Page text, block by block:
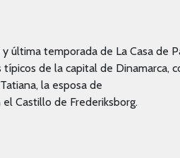
última temporada de La Casa de
de la capital de Dinamarca,
la esposa de
Castillo de Frederiksborg.